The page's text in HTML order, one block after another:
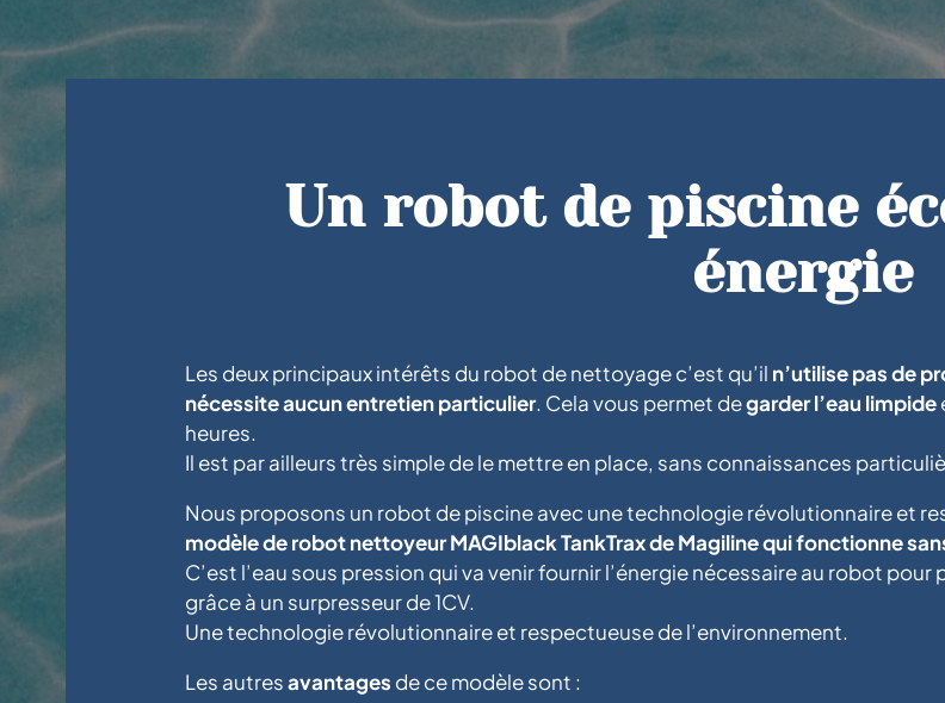
Un robot de piscine
énergie
Les deux principaux intérêts du robot de nettoyage c’est qu’il n’utilise pas de
nécessite aucun entretien particulier. Cela vous permet degarder l’eau limpide
heures.
Il est par ailleurs très simple de le mettre en place, sans connaissances
Nous proposons un robot de piscine avec une technologie révolutionnaire et
modèle de robot nettoyeur MAGIblack TankTrax de Magiline qui fonctionne
C’est l’eau sous pression qui va venir fournir l’énergie nécessaire au robot
grâce à un surpresseur de 1CV.
Une technologie révolutionnaire et respectueuse de l’environnement.
Les autresavantages de ce modèle sont :